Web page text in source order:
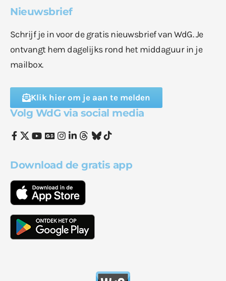
Nieuwsbrief
Schrijf je in voor de gratis nieuwsbrief van WdG. Je
ontvangt hem dagelijks rond het middaguur in je
mailbox.
Klik hier om je aan te melden
Volg WdG via social media
Download de gratis app